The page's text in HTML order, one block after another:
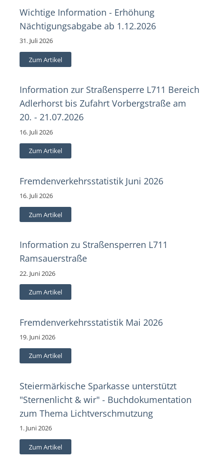
Wichtige Information - Erhöhung
Nächtigungsabgabe ab 1.12.2026
31. Juli 2026
Zum Artikel
Information zur Straßensperre L711 Bereich
Adlerhorst bis Zufahrt Vorbergstraße am
20. - 21.07.2026
16. Juli 2026
Zum Artikel
Fremdenverkehrsstatistik Juni 2026
16. Juli 2026
Zum Artikel
Information zu Straßensperren L711
Ramsauerstraße
22. Juni 2026
Zum Artikel
Fremdenverkehrsstatistik Mai 2026
19. Juni 2026
Zum Artikel
Steiermärkische Sparkasse unterstützt
"Sternenlicht & wir" - Buchdokumentation
zum Thema Lichtverschmutzung
1. Juni 2026
Zum Artikel